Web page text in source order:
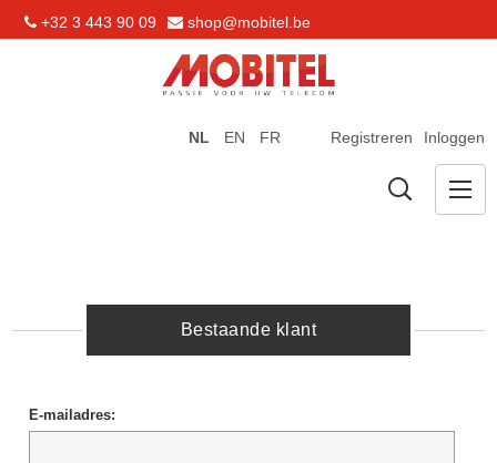
+32 3 443 90 09 shop@mobitel.be
Registreren Inloggen
NL EN FR
Bestaande klant
E-mailadres: